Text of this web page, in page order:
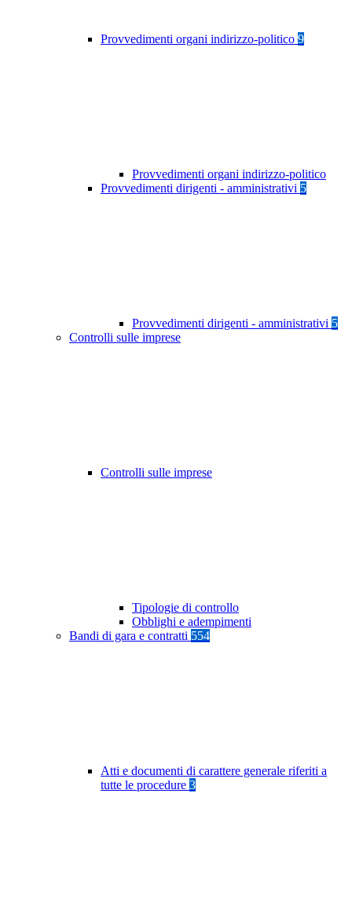
Provvedimenti organi indirizzo-politico 9
Provvedimenti organi indirizzo-politico
Provvedimenti dirigenti - amministrativi 5
Provvedimenti dirigenti - amministrativi 5
Controlli sulle imprese
Controlli sulle imprese
Tipologie di controllo
Obblighi e adempimenti
Bandi di gara e contratti 554
Atti e documenti di carattere generale riferiti a
tutte le procedure 3